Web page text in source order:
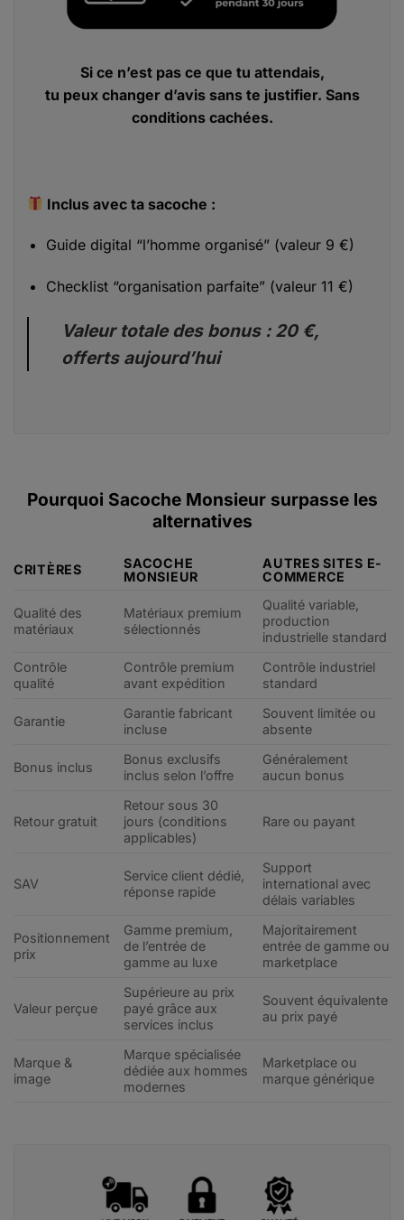
Si ce n’est pas ce que tu attendais,
tu peux changer d’avis sans te justifier. Sans
conditions cachées.
Inclus avec ta sacoche :
Guide digital “l’homme organisé” (valeur 9 €)
Checklist “organisation parfaite” (valeur 11 €)
Valeur totale des bonus : 20 €,
offerts aujourd’hui
Pourquoi Sacoche Monsieur surpasse les
alternatives
CRITÈRES
SACOCHE
MONSIEUR
AUTRES SITES E-
COMMERCE
Qualité des
matériaux
Matériaux premium
sélectionnés
Qualité variable,
production
industrielle standard
Contrôle
qualité
Contrôle premium
avant expédition
Contrôle industriel
standard
Garantie
Garantie fabricant
incluse
Souvent limitée ou
absente
Bonus inclus
Bonus exclusifs
inclus selon l’offre
Généralement
aucun bonus
Retour gratuit
Retour sous 30
jours (conditions
applicables)
Rare ou payant
SAV
Service client dédié,
réponse rapide
Support
international avec
délais variables
Positionnement
prix
Gamme premium,
de l’entrée de
gamme au luxe
Majoritairement
entrée de gamme ou
marketplace
Valeur perçue
Supérieure au prix
payé grâce aux
services inclus
Souvent équivalente
au prix payé
Marque &
image
Marque spécialisée
dédiée aux hommes
modernes
Marketplace ou
marque générique